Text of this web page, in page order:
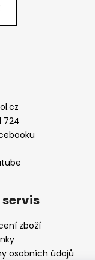
724
zboží
osobních údajů